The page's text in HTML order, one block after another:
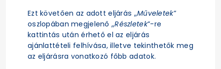
Ezt követően az adott eljárás „Műveletek”
oszlopában megjelenő „Részletek”-re
kattintás után érhető el az eljárás
ajánlattételi felhívása, illetve tekinthetők meg
az eljárásra vonatkozó főbb adatok.